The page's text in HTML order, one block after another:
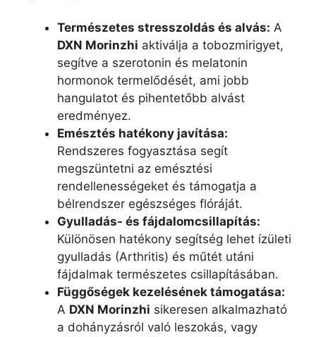
Természetes stresszoldás és alvás: A
DXN Morinzhi aktiválja a tobozmirigyet,
segítve a szerotonin és melatonin
hormonok termelődését, ami jobb
hangulatot és pihentetőbb alvást
eredményez.
Emésztés hatékony javítása:
Rendszeres fogyasztása segít
megszüntetni az emésztési
rendellenességeket és támogatja a
bélrendszer egészséges flóráját.
Gyulladás- és fájdalomcsillapítás:
Különösen hatékony segítség lehet ízületi
gyulladás (Arthritis) és műtét utáni
fájdalmak természetes csillapításában.
Függőségek kezelésének támogatása:
A DXN Morinzhi sikeresen alkalmazható
a dohányzásról való leszokás, vagy